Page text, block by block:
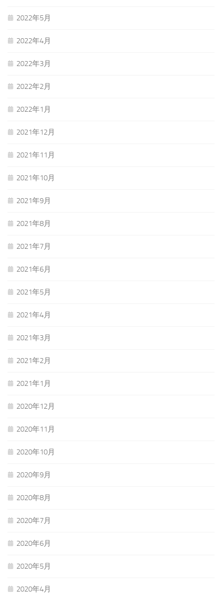
2022年5月
2022年4月
2022年3月
2022年2月
2022年1月
2021年12月
2021年11月
2021年10月
2021年9月
2021年8月
2021年7月
2021年6月
2021年5月
2021年4月
2021年3月
2021年2月
2021年1月
2020年12月
2020年11月
2020年10月
2020年9月
2020年8月
2020年7月
2020年6月
2020年5月
2020年4月